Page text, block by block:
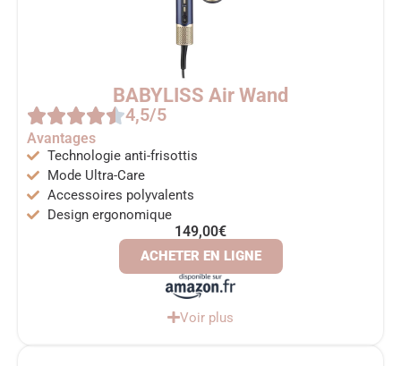
BABYLISS Air Wand
4,5/5
Avantages
Technologie anti-frisottis
Mode Ultra-Care
Accessoires polyvalents
Design ergonomique
149,00€
ACHETER EN LIGNE
Voir plus